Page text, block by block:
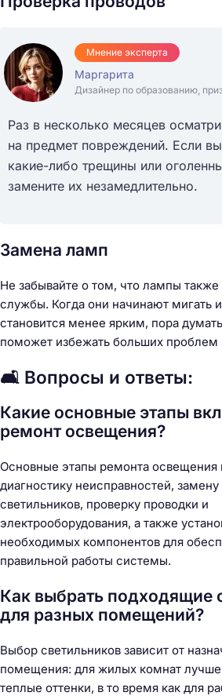
Мнение эксперта
Маргарита
Дизайнер по образованию,
Раз в несколько месяцев
на предмет повреждений. Если
какие-либо трещины или
замените их незамедлительно.
Замена ламп
Не забывайте о том, что лампы
службы. Когда они начинают мигать
становится менее ярким, пора
поможет избежать больших проблем
🛋️ Вопросы и ответы:
Какие основные этапы
ремонт освещения?
Основные этапы ремонта
диагностику неисправностей,
светильников, проверку проводки и
электрооборудования, а также
необходимых компонентов для
правильной работы системы.
Как выбрать подходящие
для разных помещений?
Выбор светильников зависит от
помещения: для жилых комнат лучше
теплые оттенки, в то время как для